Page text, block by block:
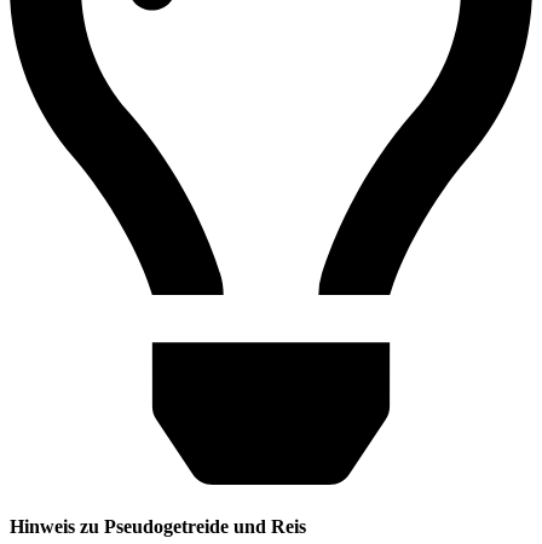
Hinweis zu Pseudogetreide und Reis